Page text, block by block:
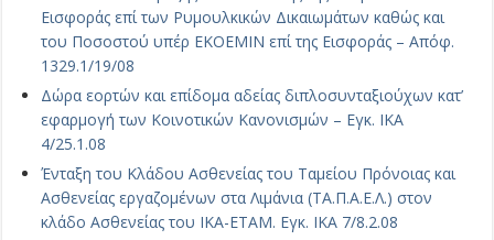
Εισφοράς επί των Ρυμουλκικών Δικαιωμάτων καθώς και
του Ποσοστού υπέρ ΕΚΟΕΜΙΝ επί της Εισφοράς – Απόφ.
1329.1/19/08
Δώρα εορτών και επίδομα αδείας διπλοσυνταξιούχων κατ’
εφαρμογή των Κοινοτικών Κανονισμών – Εγκ. ΙΚΑ
4/25.1.08
Ένταξη του Κλάδου Ασθενείας του Ταμείου Πρόνοιας και
Ασθενείας εργαζομένων στα Λιμάνια (ΤΑ.Π.Α.Ε.Λ.) στον
κλάδο Ασθενείας του ΙΚΑ-ΕΤΑΜ. Εγκ. ΙΚΑ 7/8.2.08